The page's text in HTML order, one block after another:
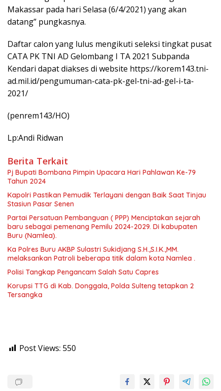
Makassar pada hari Selasa (6/4/2021) yang akan
datang” pungkasnya.
Daftar calon yang lulus mengikuti seleksi tingkat pusat
CATA PK TNI AD Gelombang I TA 2021 Subpanda
Kendari dapat diakses di website https://korem143.tni-
ad.mil.id/pengumuman-cata-pk-gel-tni-ad-gel-i-ta-
2021/
(penrem143/HO)
Lp:Andi Ridwan
Berita Terkait
Pj Bupati Bombana Pimpin Upacara Hari Pahlawan Ke-79
Tahun 2024
Kapolri Pastikan Pemudik Terlayani dengan Baik Saat Tinjau
Stasiun Pasar Senen
Partai Persatuan Pembanguan ( PPP) Menciptakan sejarah
baru sebagai pemenang Pemilu 2024-2029. Di kabupaten
Buru (Namlea).
Ka Polres Buru AKBP Sulastri Sukidjang S.H.,S.I.K.,MM.
melaksankan Patroli beberapa titik dalam kota Namlea .
Polisi Tangkap Pengancam Salah Satu Capres
Korupsi TTG di Kab. Donggala, Polda Sulteng tetapkan 2
Tersangka
Post Views: 550